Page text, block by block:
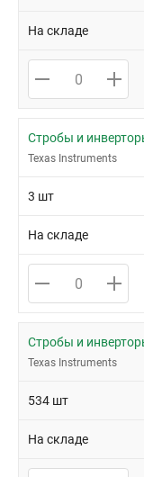
На складе
Стробы и
Texas Instruments
3 шт
На складе
Стробы и
Texas Instruments
534 шт
На складе